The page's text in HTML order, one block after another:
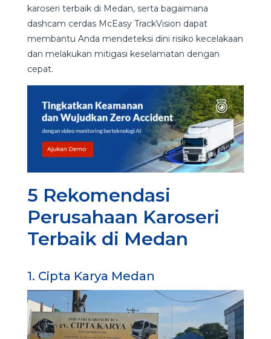
karoseri terbaik di Medan, serta bagaimana
dashcam cerdas McEasy TrackVision dapat
membantu Anda mendeteksi dini risiko kecelakaan
dan melakukan mitigasi keselamatan dengan
cepat.
5 Rekomendasi
Perusahaan Karoseri
Terbaik di Medan
1. Cipta Karya Medan